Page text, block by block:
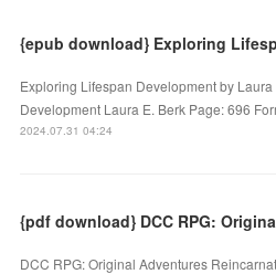
Exploring Lifespan Development by
Development Laura E. Berk Page: 696
2024.07.31 04:24
{pdf download} DCC RPG:
DCC RPG: Original Adventures